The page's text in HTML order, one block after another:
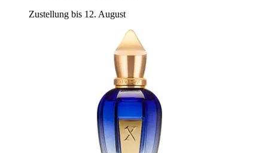
Zustellung bis 12. August